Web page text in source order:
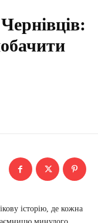
історію, де кожна